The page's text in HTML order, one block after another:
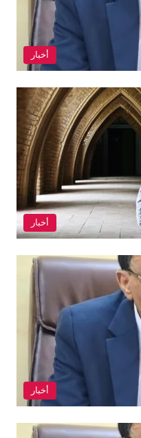
أخبار
أخبار
أخبار